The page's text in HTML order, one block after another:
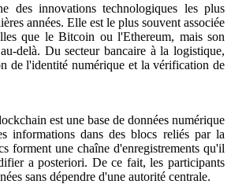
des innovations technologiques les plus
années. Elle est le plus souvent associée
que le Bitcoin ou l'Ethereum, mais son
delà. Du secteur bancaire à la logistique,
de l'identité numérique et la vérification de
est une base de données numérique
informations dans des blocs reliés par la
forment une chaîne d'enregistrements qu'il
a posteriori. De ce fait, les participants
sans dépendre d'une autorité centrale.